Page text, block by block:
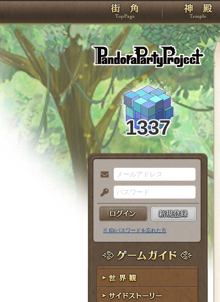
TOP
1337
メ
ー
ル
ア
ド
レ
ス
パ
ス
ー
ド
※ ID/パスワードを忘れた方
ゲームガイド
世界観